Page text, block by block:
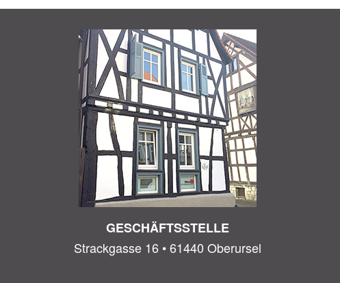
GESCHÄFTSSTELLE
Strackgasse 16 • 61440 Oberursel